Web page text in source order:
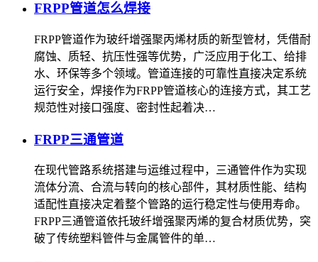
FRPP管道怎么焊接
FRPP管道作为玻纤增强聚丙烯材质的新型管材，凭借耐
腐蚀、质轻、抗压性强等优势，广泛应用于化工、给排
水、环保等多个领域。管道连接的可靠性直接决定系统
运行安全，焊接作为FRPP管道核心的连接方式，其工艺
规范性对接口强度、密封性起着决…
FRPP三通管道
在现代管路系统搭建与运维过程中，三通管件作为实现
流体分流、合流与转向的核心部件，其材质性能、结构
适配性直接决定着整个管路的运行稳定性与使用寿命。
FRPP三通管道依托玻纤增强聚丙烯的复合材质优势，突
破了传统塑料管件与金属管件的单…